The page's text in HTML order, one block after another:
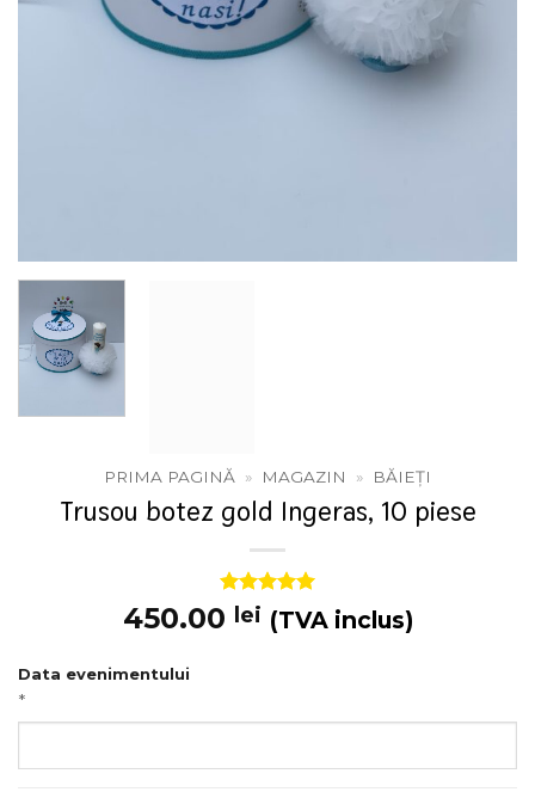
PRIMA PAGINĂ » MAGAZIN » BĂIEȚI
Trusou botez gold Ingeras, 10 piese
Evaluat la
5 din 5 pe
450.00 lei (TVA inclus)
Data evenimentului
*